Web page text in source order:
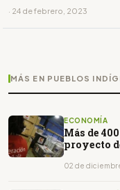
· 24 de febrero, 2023
MÁS EN PUEBLOS
ECONOMÍA
Más de
proyecto
02 de